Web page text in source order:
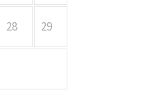
28 29